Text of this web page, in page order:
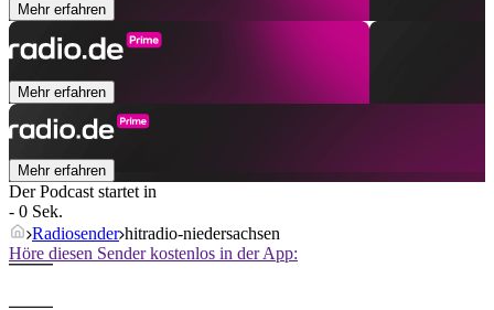
Mehr erfahren
Mehr erfahren
Mehr erfahren
Der Podcast startet in
- 0 Sek.
Radiosender hitradio-niedersachsen
Höre diesen Sender kostenlos in der App: